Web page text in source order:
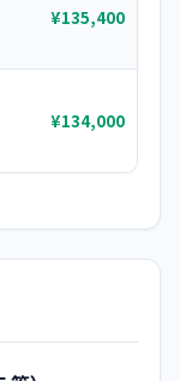
¥135,400
¥134,000